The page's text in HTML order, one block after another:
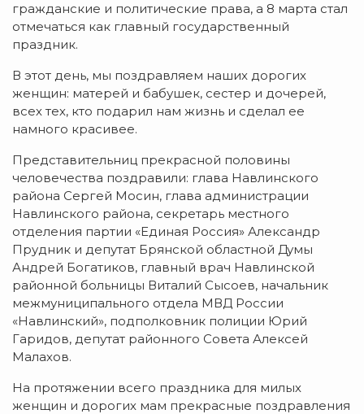
гражданские и политические права, а 8 марта стал
отмечаться как главный государственный
праздник.
В этот день, мы поздравляем наших дорогих
женщин: матерей и бабушек, сестер и дочерей,
всех тех, кто подарил нам жизнь и сделал ее
намного красивее.
Представительниц прекрасной половины
человечества поздравили: глава Навлинского
района Сергей Мосин, глава администрации
Навлинского района, секретарь местного
отделения партии «Единая Россия» Александр
Прудник и депутат Брянской областной Думы
Андрей Богатиков, главный врач Навлинской
районной больницы Виталий Сысоев, начальник
межмуниципального отдела МВД России
«Навлинский», подполковник полиции Юрий
Гаридов, депутат районного Совета Алексей
Малахов.
На протяжении всего праздника для милых
женщин и дорогих мам прекрасные поздравления